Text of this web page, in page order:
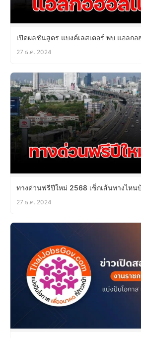
เปิดผลชันสูตร แบงค์เลสเตอร์ พบ แอลกอ
27 ธ.ค. 2024
ทางด่วนฟรีปีใหม่ 2568 เช็กเส้นทางไหน
27 ธ.ค. 2024